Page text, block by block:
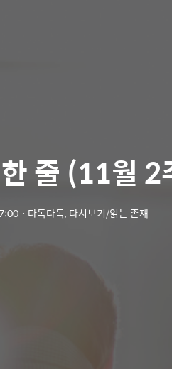
줄 (11월 2
ㆍ 다독다독, 다시보기/읽는 존재